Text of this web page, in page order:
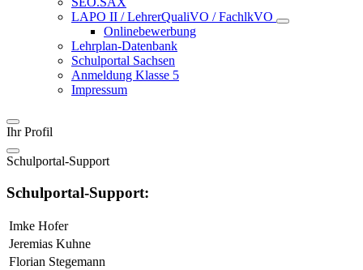
LAPO II / LehrerQualiVO / FachlkVO
Onlinebewerbung
Lehrplan-Datenbank
Schulportal Sachsen
Anmeldung Klasse 5
Impressum
Ihr Profil
Schulportal-Support
Schulportal-Support:
Imke Hofer
Jeremias Kuhne
Florian Stegemann